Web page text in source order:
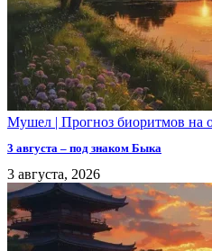
Мушел | Прогноз биоритмов на
3 августа – под знаком Быка
3 августа, 2026